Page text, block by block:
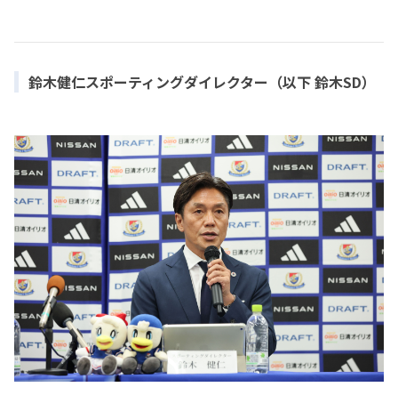
鈴木健仁スポーティングダイレクター（以下 鈴木SD）